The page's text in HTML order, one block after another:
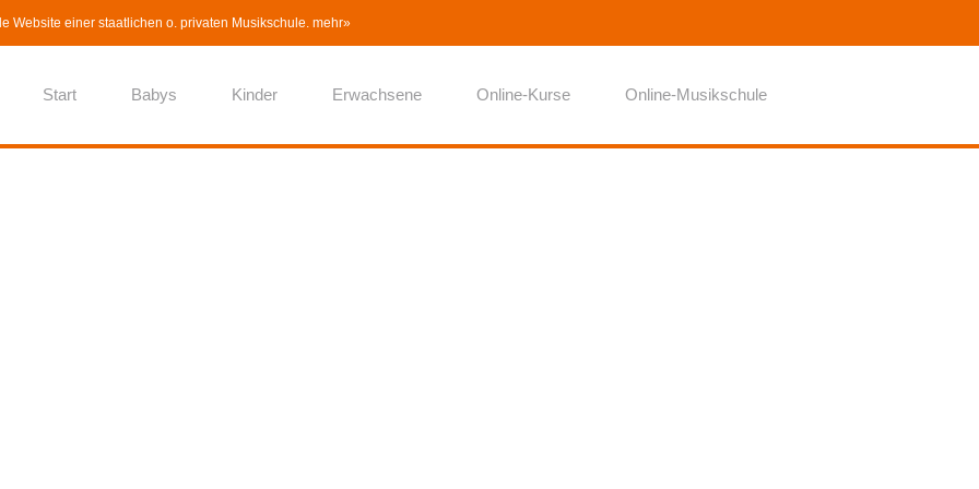
Website einer staatlichen o. privaten Musikschule. mehr»
Start Babys Kinder Erwachsene Online-Kurse Online-Musikschule